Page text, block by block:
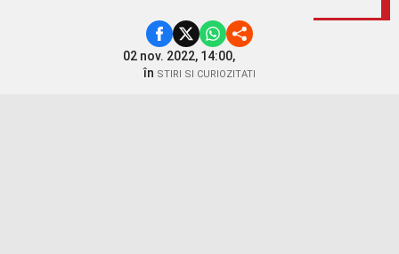
02 nov. 2022, 14:00,
în STIRI SI CURIOZITATI